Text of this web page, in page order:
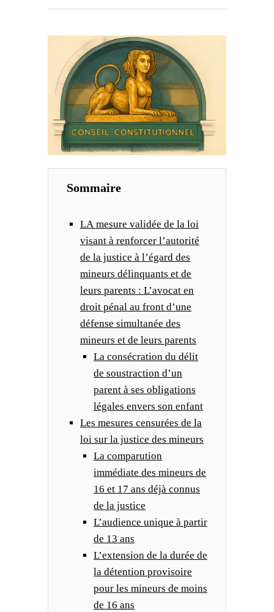
S
O
L
A
C
E
Sommaire
LA mesure validée de la loi
visant à renforcer l’autorité
de la justice à l’égard des
mineurs délinquants et de
leurs parents : L’avocat en
droit pénal au front d’une
défense simultanée des
mineurs et de leurs parents
La consécration du délit
de soustraction d’un
parent à ses obligations
légales envers son enfant
Les mesures censurées de la
loi sur la justice des mineurs
La comparution
immédiate des mineurs de
16 et 17 ans déjà connus
de la justice
L’audience unique à partir
de 13 ans
L’extension de la durée de
la détention provisoire
pour les mineurs de moins
de 16 ans